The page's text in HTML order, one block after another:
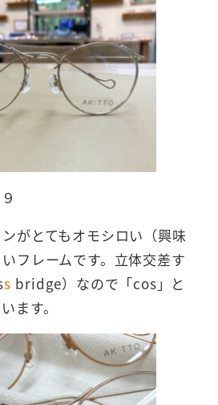
がとてもオモシロい（興味
フレームです。立体交差す
s bridge）なので「cos」と
ます。